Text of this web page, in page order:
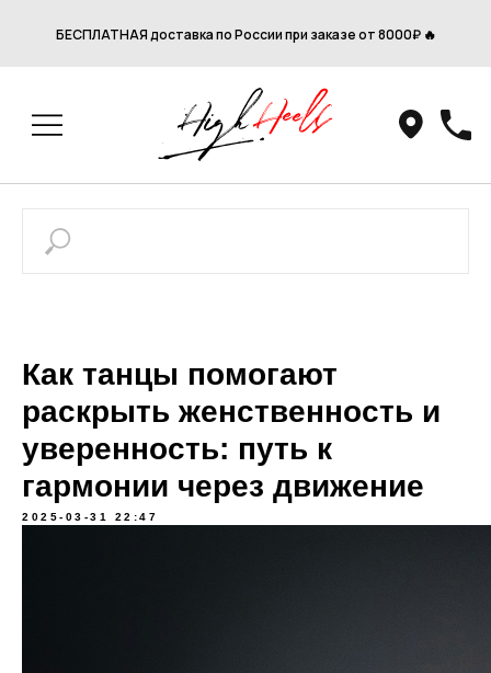
БЕСПЛАТНАЯ доставка по России при заказе от 8000₽ 🔥
Как танцы помогают
раскрыть женственность и
уверенность: путь к
гармонии через движение
2025-03-31 22:47